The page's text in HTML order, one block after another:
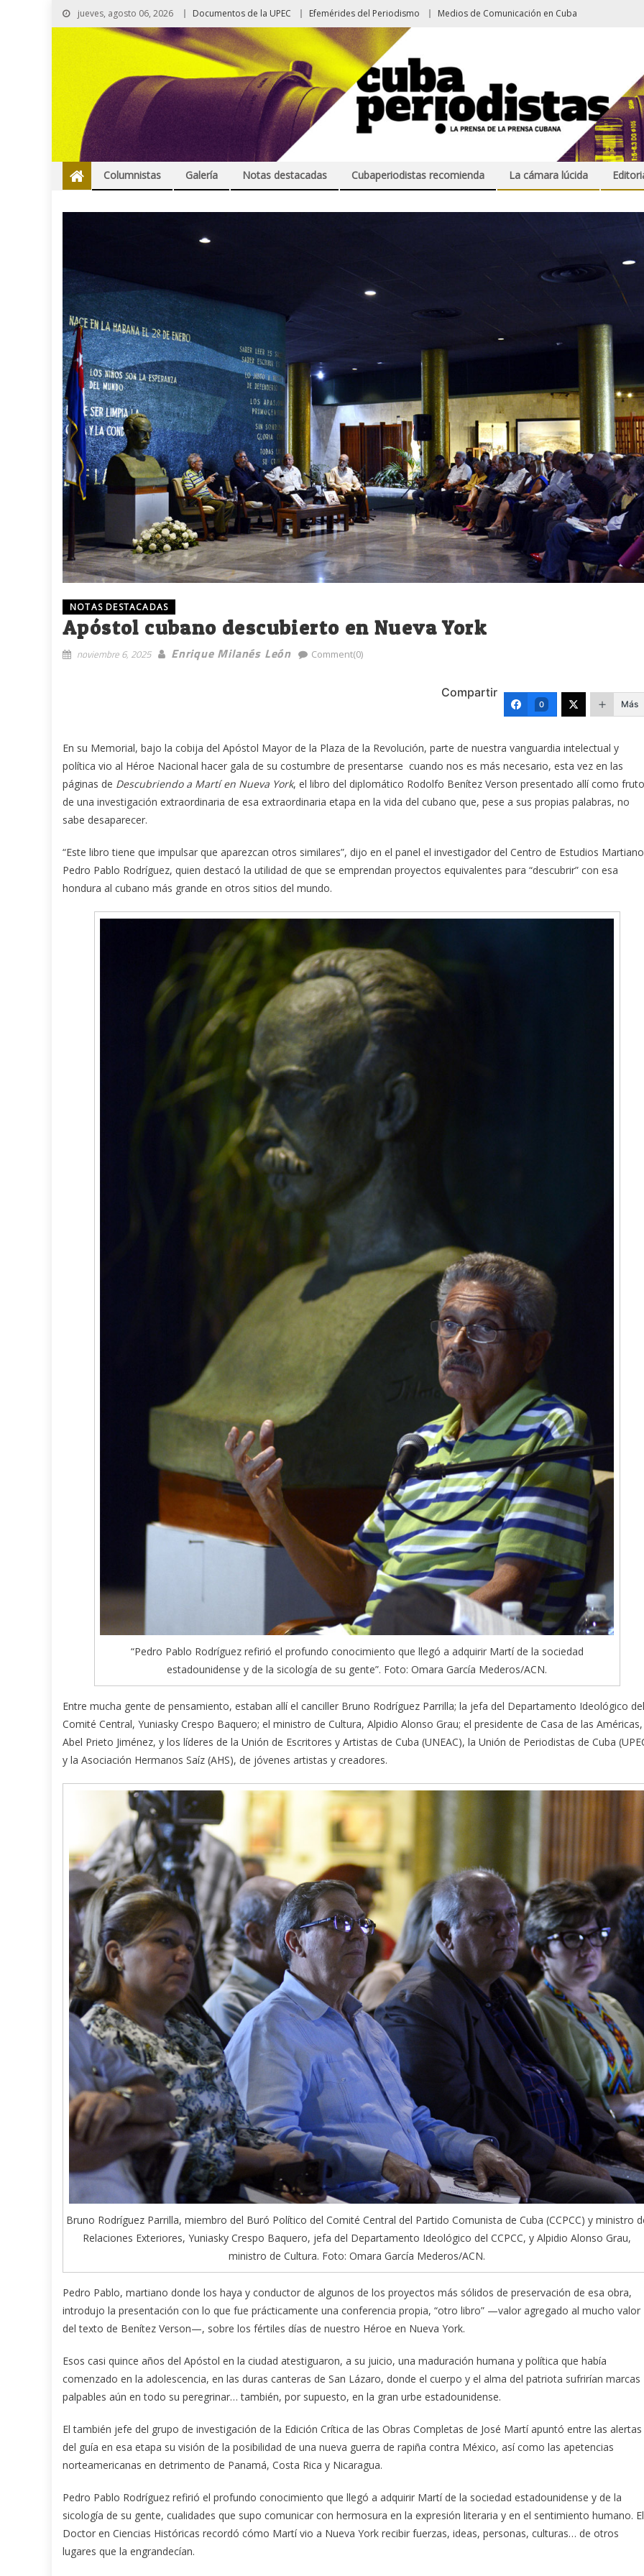
jueves, agosto 06, 2026 Documentos de la UPEC Efemérides del Periodismo Medios de Comunicación en Cuba
Columnistas Galería Notas destacadas Cubaperiodistas recomienda La cámara lúcida
NOTAS DESTACADAS
Apóstol cubano descubierto en Nueva York
noviembre 6, 2025 Enrique Milanés León Comment(0)
Compartir
0 Más
En su Memorial, bajo la cobija del Apóstol Mayor de la Plaza de la Revolución, parte de nuestra vanguardia intelectual y
política vio al Héroe Nacional hacer gala de su costumbre de presentarse cuando nos es más necesario, esta vez en las
páginas de Descubriendo a Martí en Nueva York, el libro del diplomático Rodolfo Benítez Verson presentado allí como fruto
de una investigación extraordinaria de esa extraordinaria etapa en la vida del cubano que, pese a sus propias palabras, no
sabe desaparecer.
“Este libro tiene que impulsar que aparezcan otros similares”, dijo en el panel el investigador del Centro de Estudios
Pedro Pablo Rodríguez, quien destacó la utilidad de que se emprendan proyectos equivalentes para “descubrir” con esa
hondura al cubano más grande en otros sitios del mundo.
“Pedro Pablo Rodríguez refirió el profundo conocimiento que llegó a adquirir Martí de la sociedad
estadounidense y de la sicología de su gente”. Foto: Omara García Mederos/ACN.
Entre mucha gente de pensamiento, estaban allí el canciller Bruno Rodríguez Parrilla; la jefa del Departamento Ideológico del
Comité Central, Yuniasky Crespo Baquero; el ministro de Cultura, Alpidio Alonso Grau; el presidente de Casa de las Américas,
Abel Prieto Jiménez, y los líderes de la Unión de Escritores y Artistas de Cuba (UNEAC), la Unión de Periodistas de Cuba
y la Asociación Hermanos Saíz (AHS), de jóvenes artistas y creadores.
Bruno Rodríguez Parrilla, miembro del Buró Político del Comité Central del Partido Comunista de Cuba (CCPCC) y ministro
Relaciones Exteriores, Yuniasky Crespo Baquero, jefa del Departamento Ideológico del CCPCC, y Alpidio Alonso Grau,
ministro de Cultura. Foto: Omara García Mederos/ACN.
Pedro Pablo, martiano donde los haya y conductor de algunos de los proyectos más sólidos de preservación de esa obra,
introdujo la presentación con lo que fue prácticamente una conferencia propia, “otro libro” —valor agregado al mucho valor
del texto de Benítez Verson—, sobre los fértiles días de nuestro Héroe en Nueva York.
Esos casi quince años del Apóstol en la ciudad atestiguaron, a su juicio, una maduración humana y política que había
comenzado en la adolescencia, en las duras canteras de San Lázaro, donde el cuerpo y el alma del patriota sufrirían marcas
palpables aún en todo su peregrinar… también, por supuesto, en la gran urbe estadounidense.
El también jefe del grupo de investigación de la Edición Crítica de las Obras Completas de José Martí apuntó entre las alertas
del guía en esa etapa su visión de la posibilidad de una nueva guerra de rapiña contra México, así como las apetencias
norteamericanas en detrimento de Panamá, Costa Rica y Nicaragua.
Pedro Pablo Rodríguez refirió el profundo conocimiento que llegó a adquirir Martí de la sociedad estadounidense y de la
sicología de su gente, cualidades que supo comunicar con hermosura en la expresión literaria y en el sentimiento humano. El
Doctor en Ciencias Históricas recordó cómo Martí vio a Nueva York recibir fuerzas, ideas, personas, culturas… de otros
lugares que la engrandecían.